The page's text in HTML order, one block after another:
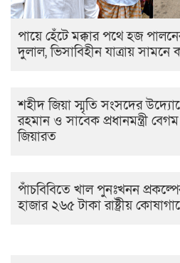
পায়ে হেঁটে মক্কার পথে হজ
দুলাল, ভিসাবিহীন যাত্রায়
শহীদ জিয়া স্মৃতি সংসদের
রহমান ও সাবেক প্রধানমন্ত্রী
জিয়ারত
পাঁচবিবিতে খাল পুনঃখনন
হাজার ২৬৫ টাকা রাষ্ট্রীয়